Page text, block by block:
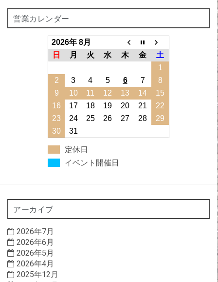
営業カレンダー
2026年 8月
日
月 火 水 木 金
土
1
2
3 4 5 6 7
8
9
10 11 12 13 14
15
16
17 18 19 20 21
22
23
24 25 26 27 28
29
30
31
定休日
イベント開催日
アーカイブ
2026年7月
2026年6月
2026年5月
2026年4月
2025年12月